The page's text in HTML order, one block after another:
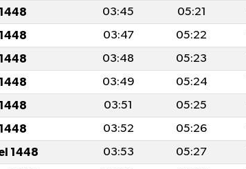
03:45 05:21
03:47 05:22
03:48 05:23
03:49 05:24
03:51 05:25
03:52 05:26
1448 03:53 05:27